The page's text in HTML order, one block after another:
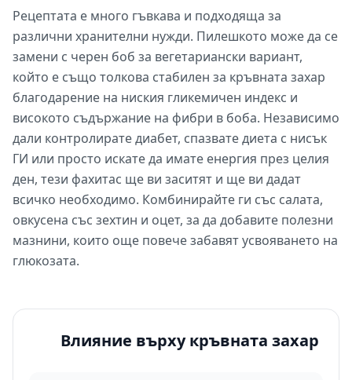
Рецептата е много гъвкава и подходяща за
различни хранителни нужди. Пилешкото може да се
замени с черен боб за вегетариански вариант,
който е също толкова стабилен за кръвната захар
благодарение на ниския гликемичен индекс и
високото съдържание на фибри в боба. Независимо
дали контролирате диабет, спазвате диета с нисък
ГИ или просто искате да имате енергия през целия
ден, тези фахитас ще ви заситят и ще ви дадат
всичко необходимо. Комбинирайте ги със салата,
овкусена със зехтин и оцет, за да добавите полезни
мазнини, които още повече забавят усвояването на
глюкозата.
Влияние върху кръвната захар